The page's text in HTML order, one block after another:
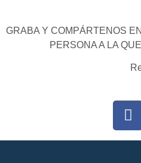
GRABA Y COMPÁRTENOS
PERSONA A LA